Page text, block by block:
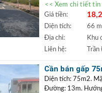
Vị trí:Đất đấu giá
khuôn viên cây
xây tòa văn phòng
phong thủy, giá hấp
+++ Liên hệ xem
+ Bất động
ngân hàng lãi
<< Xem chi tiết tin
Giá tiền:
Diện tích:
66
Địa chỉ:
Khu
Liên hệ:
Cần bán gấp
vỉa hè
Diện tích: 75m2.
Đường: 13m.